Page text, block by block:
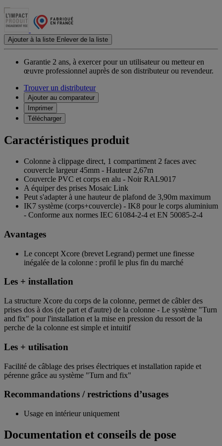
Ajouter à la liste Enlever de la liste
Garantie 2 ans, à exercer pour un utilisateur ou metteur en
œuvre professionnel auprès de son distributeur ou revendeur.
Trouver un distributeur
Ajouter au comparateur
Imprimer
Télécharger
Caractéristiques produit
Colonne à clippage direct, 1 compartiment 2 faces avec
couvercle largeur 45mm - Hauteur 2,67m
Couvercle PVC et corps en alu - Noir RAL9017
A équiper des prises Mosaic Link
Peut s'adapter à une hauteur de plafond de 3,90m maximum
IK7 système (corps+couvercle) - IK8 pour le corps aluminium
- Conforme aux normes IEC 61084-2-4 et EN 50085-2-4
Avantages
Le concept Xcore (brevet Legrand) permet une finesse
inégalée de la colonne : profil le plus fin du marché
Les + installation
La structure Xcore du corps de la colonne, permet de câbler des
prises dos à dos (de part et d'autre) de la colonne - Le système "Turn
and fix" pour l'installation et la mise en pression du ressort de la
perche de la colonne est simple et intuitif
Les + utilisation
Facilité de câblage des prises électriques et installation rapide et
pérenne grâce au système "Turn and fix"
Recommandations / restrictions d’usages
Usage en intérieur uniquement
Documentation et conseils de pose